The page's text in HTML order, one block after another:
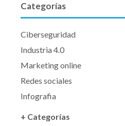
Categorías
Ciberseguridad
Industria 4.0
Marketing online
Redes sociales
Infografia
+ Categorías